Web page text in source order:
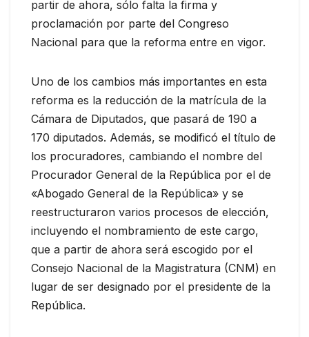
partir de ahora, sólo falta la firma y
proclamación por parte del Congreso
Nacional para que la reforma entre en vigor.
Uno de los cambios más importantes en esta
reforma es la reducción de la matrícula de la
Cámara de Diputados, que pasará de 190 a
170 diputados. Además, se modificó el título de
los procuradores, cambiando el nombre del
Procurador General de la República por el de
«Abogado General de la República» y se
reestructuraron varios procesos de elección,
incluyendo el nombramiento de este cargo,
que a partir de ahora será escogido por el
Consejo Nacional de la Magistratura (CNM) en
lugar de ser designado por el presidente de la
República.